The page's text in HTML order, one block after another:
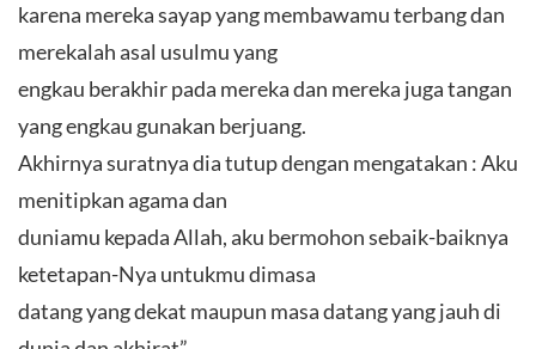
karena mereka sayap yang membawamu terbang dan
merekalah asal usulmu yang
engkau berakhir pada mereka dan mereka juga tangan
yang engkau gunakan berjuang.
Akhirnya suratnya dia tutup dengan mengatakan : Aku
menitipkan agama dan
duniamu kepada Allah, aku bermohon sebaik-baiknya
ketetapan-Nya untukmu dimasa
datang yang dekat maupun masa datang yang jauh di